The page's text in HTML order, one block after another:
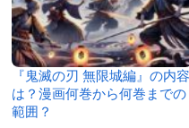
『鬼滅の刃 無限城編』の内容
は？漫画何巻から何巻までの
範囲？